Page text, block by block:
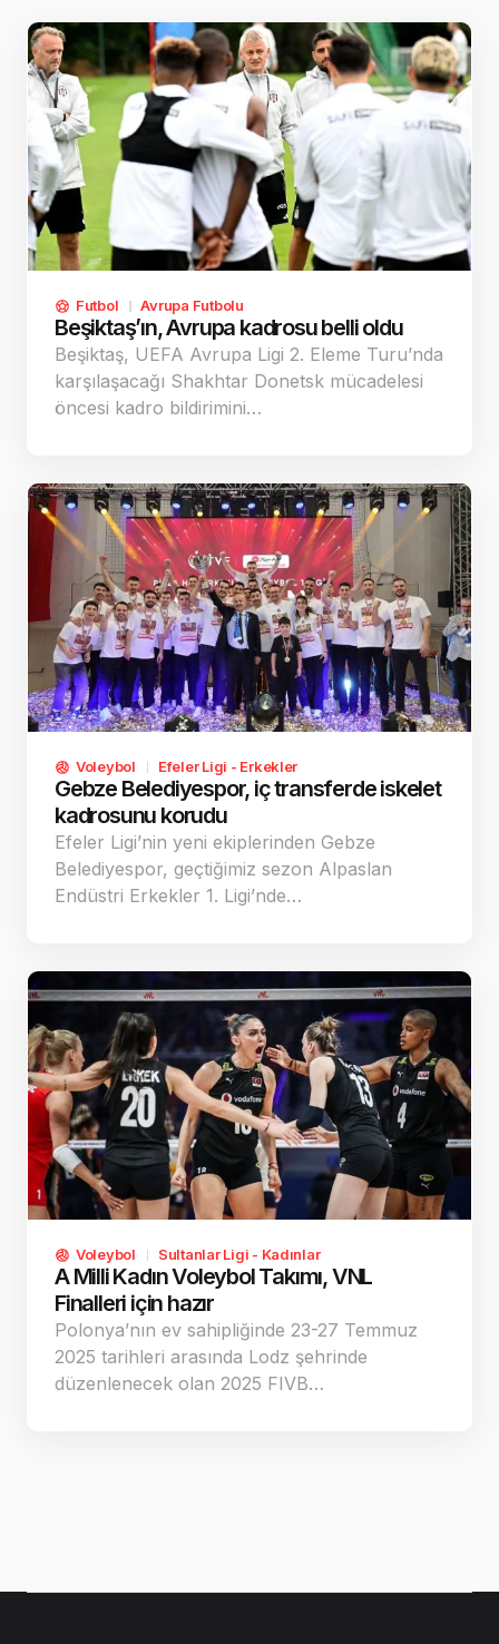
Futbol Avrupa Futbolu
Beşiktaş’ın, Avrupa kadrosu belli oldu
Beşiktaş, UEFA Avrupa Ligi 2. Eleme Turu’nda
karşılaşacağı Shakhtar Donetsk mücadelesi
öncesi kadro bildirimini…
Voleybol Efeler Ligi - Erkekler
Gebze Belediyespor, iç transferde iskelet
kadrosunu korudu
Efeler Ligi’nin yeni ekiplerinden Gebze
Belediyespor, geçtiğimiz sezon Alpaslan
Endüstri Erkekler 1. Ligi’nde…
Voleybol Sultanlar Ligi - Kadınlar
A Milli Kadın Voleybol Takımı, VNL
Finalleri için hazır
Polonya’nın ev sahipliğinde 23-27 Temmuz
2025 tarihleri arasında Lodz şehrinde
düzenlenecek olan 2025 FIVB…